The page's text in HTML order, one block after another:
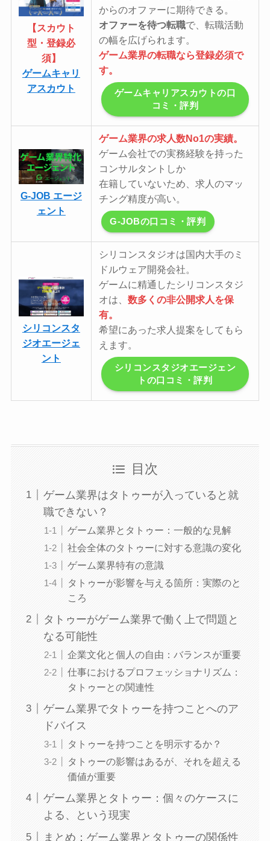
【スカウト
型・登録必
須】
ゲームキャリ
アスカウト
からのオファーに期待できる。
オファーを待つ転職で、転職活動
の幅を広げられます。
ゲーム業界の転職なら登録必須で
す。
ゲームキャリアスカウトの口
コミ・評判
G-JOB エージ
ェント
ゲーム業界の求人数No1の実績。
ゲーム会社での実務経験を持った
コンサルタントしか
在籍していないため、求人のマッ
チング精度が高い。
G-JOBの口コミ・評判
シリコンスタ
ジオエージェ
ント
シリコンスタジオは国内大手のミ
ドルウェア開発会社。
ゲームに精通したシリコンスタジ
オは、 数多くの非公開求人を保
有。
希望にあった求人提案をしてもら
えます。
シリコンスタジオエージェン
トの口コミ・評判
目次
ゲーム業界はタトゥーが入っていると就
職できない？
ゲーム業界とタトゥー：一般的な見解
社会全体のタトゥーに対する意識の変化
ゲーム業界特有の意識
タトゥーが影響を与える箇所：実際のと
ころ
タトゥーがゲーム業界で働く上で問題と
なる可能性
企業文化と個人の自由：バランスが重要
仕事におけるプロフェッショナリズム：
タトゥーとの関連性
ゲーム業界でタトゥーを持つことへのア
ドバイス
タトゥーを持つことを明示するか？
タトゥーの影響はあるが、それを超える
価値が重要
ゲーム業界とタトゥー：個々のケースに
よる、という現実
まとめ：ゲーム業界とタトゥーの関係性